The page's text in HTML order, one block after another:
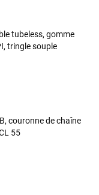
tubeless, gomme
tringle souple
couronne de chaîne
55